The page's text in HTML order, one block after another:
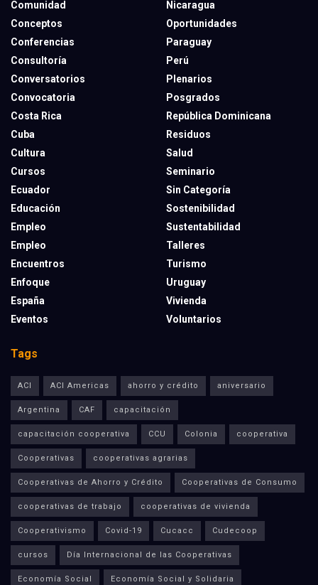
Comunidad
Conceptos
Conferencias
Consultoría
Conversatorios
Convocatoria
Costa Rica
Cuba
Cultura
Cursos
Ecuador
Educación
Empleo
Empleo
Encuentros
Enfoque
España
Eventos
Nicaragua
Oportunidades
Paraguay
Perú
Plenarios
Posgrados
República Dominicana
Residuos
Salud
Seminario
Sin Categoría
Sostenibilidad
Sustentabilidad
Talleres
Turismo
Uruguay
Vivienda
Voluntarios
Tags
ACI ACI Americas ahorro y crédito aniversario
Argentina CAF capacitación
capacitación cooperativa CCU Colonia cooperativa
Cooperativas cooperativas agrarias
Cooperativas de Ahorro y Crédito Cooperativas de Consumo
cooperativas de trabajo cooperativas de vivienda
Cooperativismo Covid-19 Cucacc Cudecoop
cursos Día Internacional de las Cooperativas
Economía Social Economía Social y Solidaria